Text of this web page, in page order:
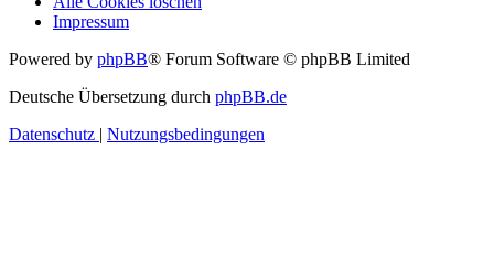
Impressum
Powered by phpBB® Forum Software © phpBB Limited
Deutsche Übersetzung durch phpBB.de
Datenschutz | Nutzungsbedingungen